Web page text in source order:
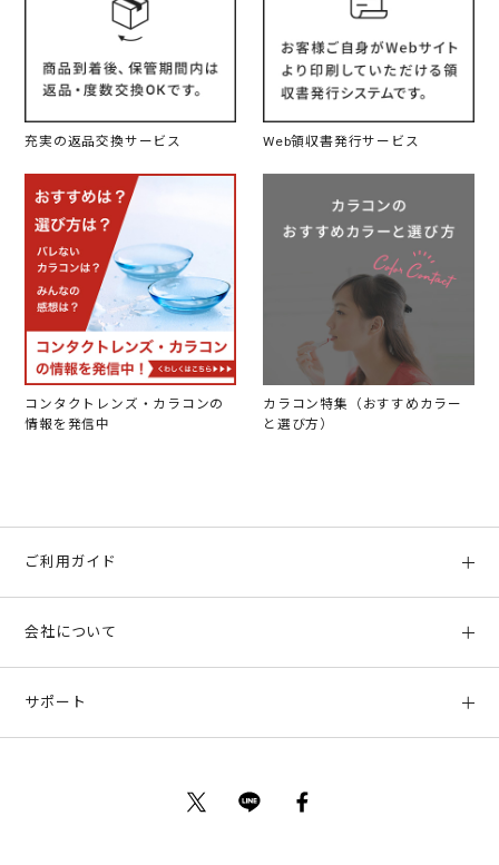
充実の返品交換サービス Web領収書発行サービス
コンタクトレンズ・カラコンの
情報を発信中
カラコン特集（おすすめカラー
と選び方）
ご利用ガイド
お支払い方法、配送について
返品について
会社について
サポート